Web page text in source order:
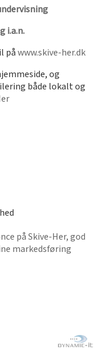
i.a.n.
påwww.skive-her.dk
og
både lokalt og